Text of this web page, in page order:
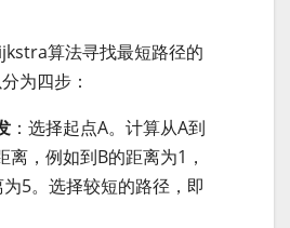
算法寻找最短路径的
为四步：
：选择起点A。计算从A到
离，例如到B的距离为1，
5。选择较短的路径，即